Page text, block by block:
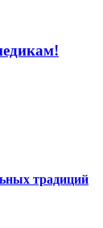
традиций